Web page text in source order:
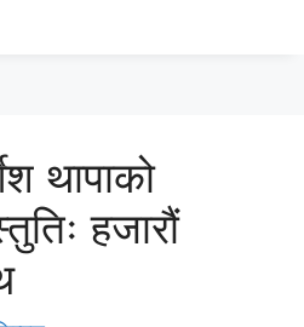
थापाको
हजारौं